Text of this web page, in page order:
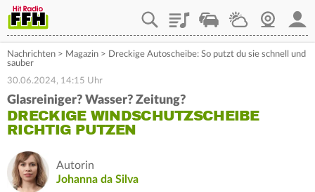
PlaylistStaupilotWetterWebcam
Nachrichten > Magazin > Dreckige Autoscheibe: So putzt du sie schnell und
sauber
30.06.2024, 14:15 Uhr
Glasreiniger? Wasser? Zeitung?
DRECKIGE WINDSCHUTZSCHEIBE
RICHTIG PUTZEN
Autorin
Johanna da Silva